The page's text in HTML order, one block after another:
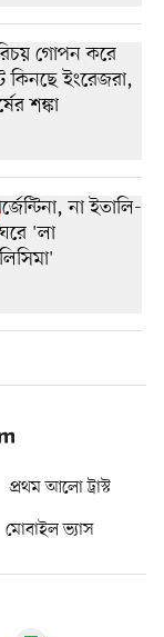
প্রথম আলো ট্রাস্ট
মোবাইল ভ্যাস